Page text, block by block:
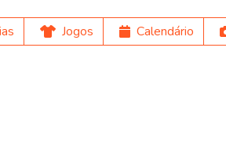
Jogos Calendário